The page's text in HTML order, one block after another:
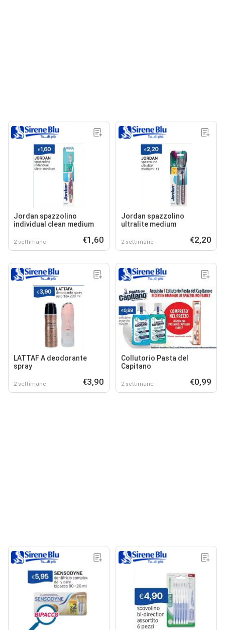
Jordan spazzolino
individual clean medium
2 settimane €1,60
Jordan spazzolino
ultralite medium
2 settimane €2,20
LATTAF A deodorante
spray
2 settimane €3,90
Collutorio Pasta del
Capitano
2 settimane €0,99